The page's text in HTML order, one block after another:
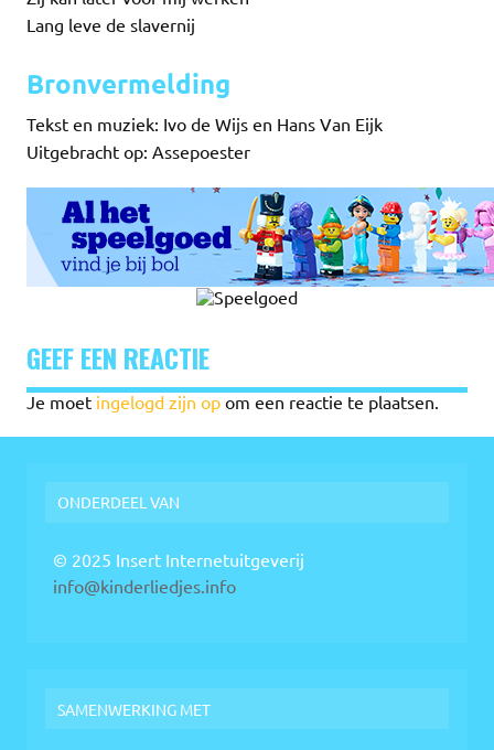
Lang leve de slavernij
Bronvermelding
Tekst en muziek: Ivo de Wijs en Hans Van Eijk
Uitgebracht op: Assepoester
GEEF EEN REACTIE
Je moet ingelogd zijn op om een reactie te plaatsen.
ONDERDEEL VAN
© 2025 Insert Internetuitgeverij
info@kinderliedjes.info
SAMENWERKING MET